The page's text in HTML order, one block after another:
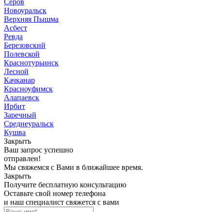
Новоуральск
Верхняя Пышма
Асбест
Ревда
Березовский
Полевской
Краснотурьинск
Лесной
Качканар
Красноуфимск
Алапаевск
Ирбит
Заречный
Среднеуральск
Кушва
Закрыть
Ваш запрос успешно
отправлен!
Мы свяжемся с Вами в ближайшее время.
Закрыть
Получите бесплатную консультацию
Оставьте свой номер телефона
и наш специалист свяжется с вами